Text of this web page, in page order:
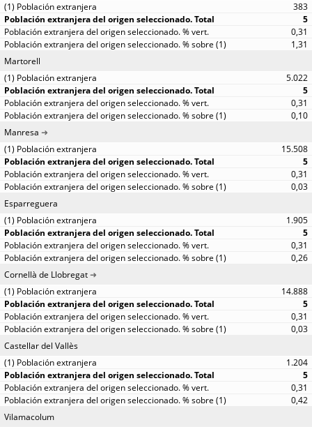
383
5
0,31
1,31
Martorell
5.022
5
0,31
0,10
Manresa
15.508
5
0,31
0,03
Esparreguera
1.905
5
0,31
0,26
Cornellà de Llobregat
14.888
5
0,31
0,03
Castellar del Vallès
1.204
5
0,31
0,42
Vilamacolum